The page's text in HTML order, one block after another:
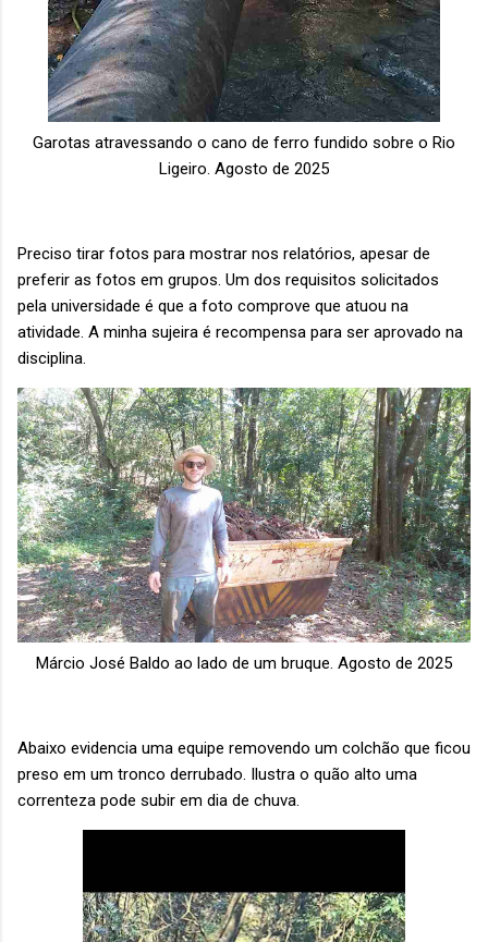
Garotas atravessando o cano de ferro fundido sobre o Rio
Ligeiro. Agosto de 2025
Preciso tirar fotos para mostrar nos relatórios, apesar de
preferir as fotos em grupos. Um dos requisitos solicitados
pela universidade é que a foto comprove que atuou na
atividade. A minha sujeira é recompensa para ser aprovado na
disciplina.
Márcio José Baldo ao lado de um bruque. Agosto de 2025
Abaixo evidencia uma equipe removendo um colchão que ficou
preso em um tronco derrubado. Ilustra o quão alto uma
correnteza pode subir em dia de chuva.